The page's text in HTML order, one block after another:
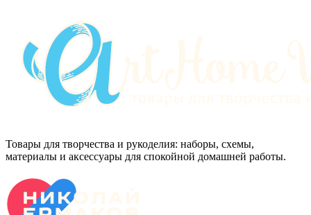
Товары для творчества и рукоделия: наборы, схемы,
материалы и аксессуары для спокойной домашней работы.